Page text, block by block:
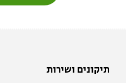
תיקונים ושירות